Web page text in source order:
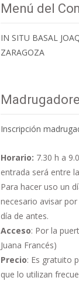
Menú del
IN SITU BASAL
ZARAGOZA
Inscripción
Horario: 7.30 h a
entrada será entre
Para hacer uso un
necesario avisar
día de antes.
Acceso: Por la
Juana Francés)
Precio: Es gratuito
que lo utilizan